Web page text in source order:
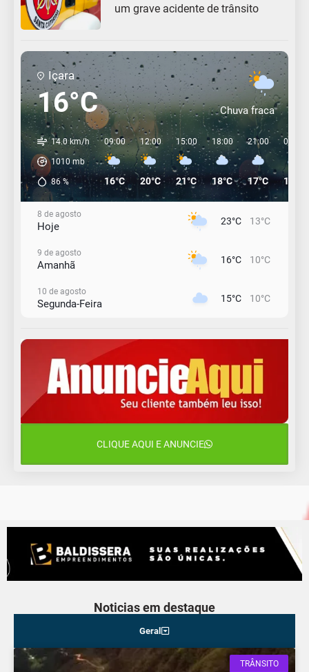
um grave acidente de trânsito
Içara
16°C Chuva fraca
14.0 km/h
1010 mb
86%
09:00
16°C
12:00
20°C
15:00
21°C
18:00
18°C
21:00
17°C
00:00
16°C
8 de agosto
Hoje 23°C 13°C
9 de agosto
Amanhã 16°C 10°C
10 de agosto
Segunda-Feira 15°C 10°C
Terça-Feira 12°C 11°C
12 de agosto
Quarta-Feira
CLIQUE AQUI E ANUNCIE
Noticias em destaque
Geral
TRÂNSITO